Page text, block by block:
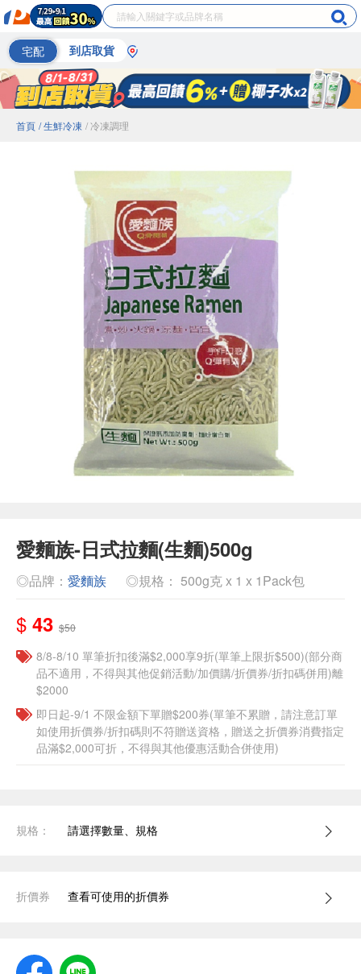
宅配 到店取貨
首頁 / 生鮮冷凍 / 冷凍調理
愛麵族-日式拉麵(生麵)500g
◎品牌： 愛麵族 ◎規格： 500g克 x 1 x 1Pack包
$ 43 $50
8/8-8/10 單筆折扣後滿$2,000享9折(單筆上限折$500)(部分商
品不適用，不得與其他促銷活動/加價購/折價券/折扣碼併用)離
$2000
即日起-9/1 不限金額下單贈$200券(單筆不累贈，請注意訂單
如使用折價券/折扣碼則不符贈送資格，贈送之折價券消費指定
品滿$2,000可折，不得與其他優惠活動合併使用)
規格： 請選擇數量、規格
折價券 查看可使用的折價券